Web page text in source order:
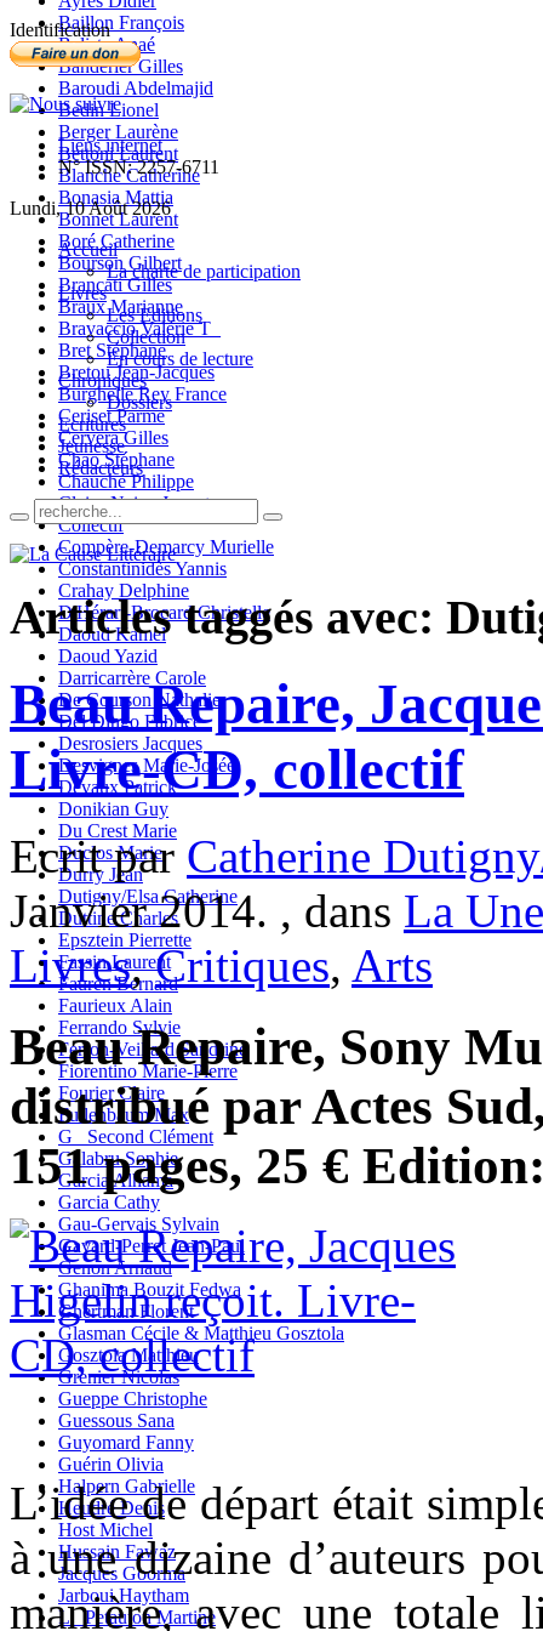
Baillon François
Balista Anaé
Banderier Gilles
Baroudi Abdelmajid
Bedin Lionel
Berger Laurène
Bettoni Laurent
Blanche Catherine
Bonasia Mattia
Bonnet Laurent
Boré Catherine
Bourson Gilbert
Brancati Gilles
Braux Marianne
Bravaccio Valérie T_
Bret Stéphane
Bretou Jean-Jacques
Burghelle Rey France
Ceriset Parme
Cervera Gilles
Chao Stéphane
Chauché Philippe
Claire-Neige Jaunet
Collectif
Compère-Demarcy Murielle
Constantinidès Yannis
Crahay Delphine
D'Hérart-Brocard Christelle
Daoud Kamel
Daoud Yazid
Darricarrère Carole
De Courson Nathalie
Del Dingo Fabrice
Desrosiers Jacques
Desvignes Marie-Josée
Devaux Patrick
Donikian Guy
Du Crest Marie
Duclos Marie
Durry Jean
Dutigny/Elsa Catherine
Duttine Charles
Epsztein Pierrette
Fassin Laurent
Fauren Bernard
Faurieux Alain
Ferrando Sylvie
Ferron-Veillard Sandrine
Fiorentino Marie-Pierre
Fourier Claire
Fullenbaum Max
G_ Second Clément
Galabru Sophie
Garcia Alhama
Garcia Cathy
Gau-Gervais Sylvain
Gavard-Perret Jean-Paul
Genon Arnaud
Ghanima Bouzit Fedwa
Ghertman Florent
Glasman Cécile & Matthieu Gosztola
Gosztola Matthieu
Grenier Nicolas
Gueppe Christophe
Guessous Sana
Guyomard Fanny
Guérin Olivia
Halpern Gabrielle
Heudré Denis
Host Michel
Hussain Fawaz
Jacques Goorma
Jarboui Haytham
L_ Petauton Martine
Identification
Liens internet
N° ISSN: 2257-6711
Lundi, 10 Août 2026
Accueil
La charte de participation
Livres
Les Editions
Collection
En cours de lecture
Chroniques
Dossiers
Ecritures
Jeunesse
Rédacteurs
Articles taggés avec:
Beau Repaire,
Livre-CD, collectif
Ecrit par Catherine
Janvier 2014. , dans La
Livres,Critiques, Arts
Beau Repaire, Sony
distribué par Actes
151 pages, 25 €
L’idée de départ était
à une dizaine d’auteurs
manière, avec une totale